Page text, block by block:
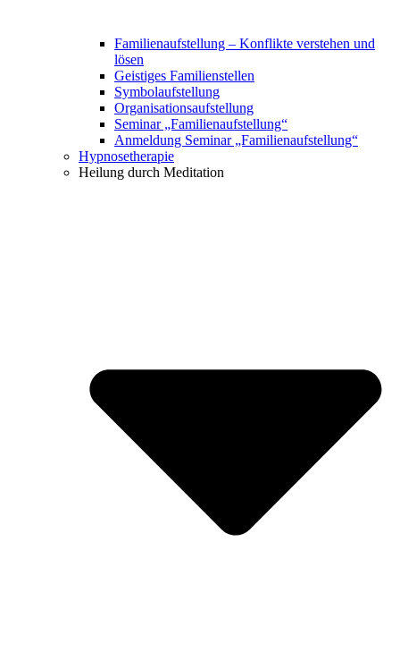
Familienaufstellung – Konflikte verstehen und
lösen
Geistiges Familienstellen
Symbolaufstellung
Organisationsaufstellung
Seminar „Familienaufstellung“
Anmeldung Seminar „Familienaufstellung“
Hypnosetherapie
Heilung durch Meditation